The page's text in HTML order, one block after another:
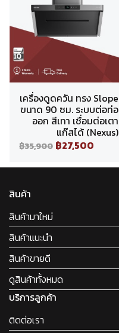
เครื่องดูดควัน ทรง Slope
ขนาด 90 ซม. ระบบต่อท่อ
ออก สีเทา เชื่อมต่อเตา
แก๊สได้ (Nexus)
฿35,900 ฿27,500
สินค้า
สินค้ามาใหม่
สินค้าแนะนำ
สินค้าขายดี
ดูสินค้าทั้งหมด
บริการลูกค้า
ติดต่อเรา